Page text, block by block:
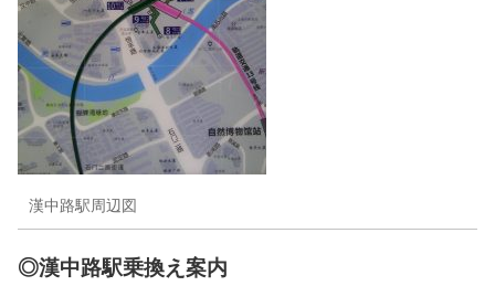
漢中路駅周辺図
◎漢中路駅乗換え案内